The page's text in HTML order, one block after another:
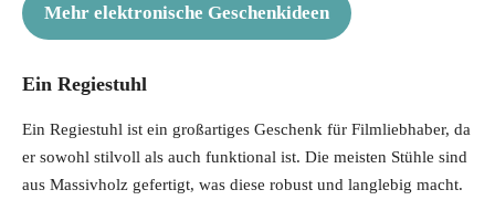
Mehr elektronische Geschenkideen
Ein Regiestuhl
Ein Regiestuhl ist ein großartiges Geschenk für Filmliebhaber, da
er sowohl stilvoll als auch funktional ist. Die meisten Stühle sind
aus Massivholz gefertigt, was diese robust und langlebig macht.